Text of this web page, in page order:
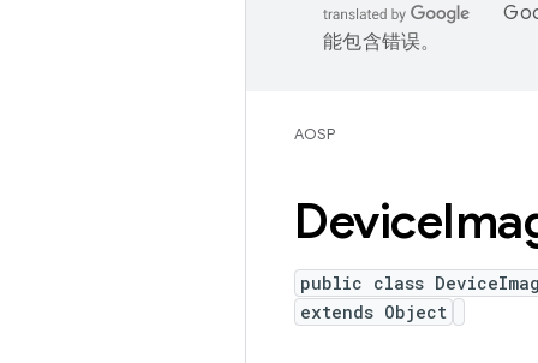
能包含错误。
AOSP
Device
public class
extends Object